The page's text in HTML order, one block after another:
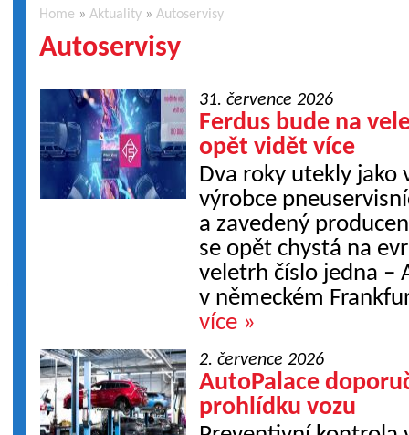
Home »Aktuality »Autoservisy
Autoservisy
31. července 2026
Ferdus bude na
opět vidět více
Dva roky utekly jako
výrobce
a zavedený
se opět chystá na
veletrh číslo jedna –
v německém
více »
2. července 2026
AutoPalace
prohlídku vozu